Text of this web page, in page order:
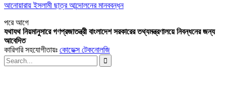
আনোয়ারায় ইসলামী ছাত্র আন্দোলনের মানববন্ধন
পরেআগে
যথাযথ নিয়মানুসারে গণপ্রজাতন্ত্রী বাংলাদেশ সরকারের তথ্যমন্ত্রণালয়ে নিবন্ধনের জন্য
আবেদিত
কারিগরি সহযোগীতায়ঃ কোডেক্স টেকনোলজি